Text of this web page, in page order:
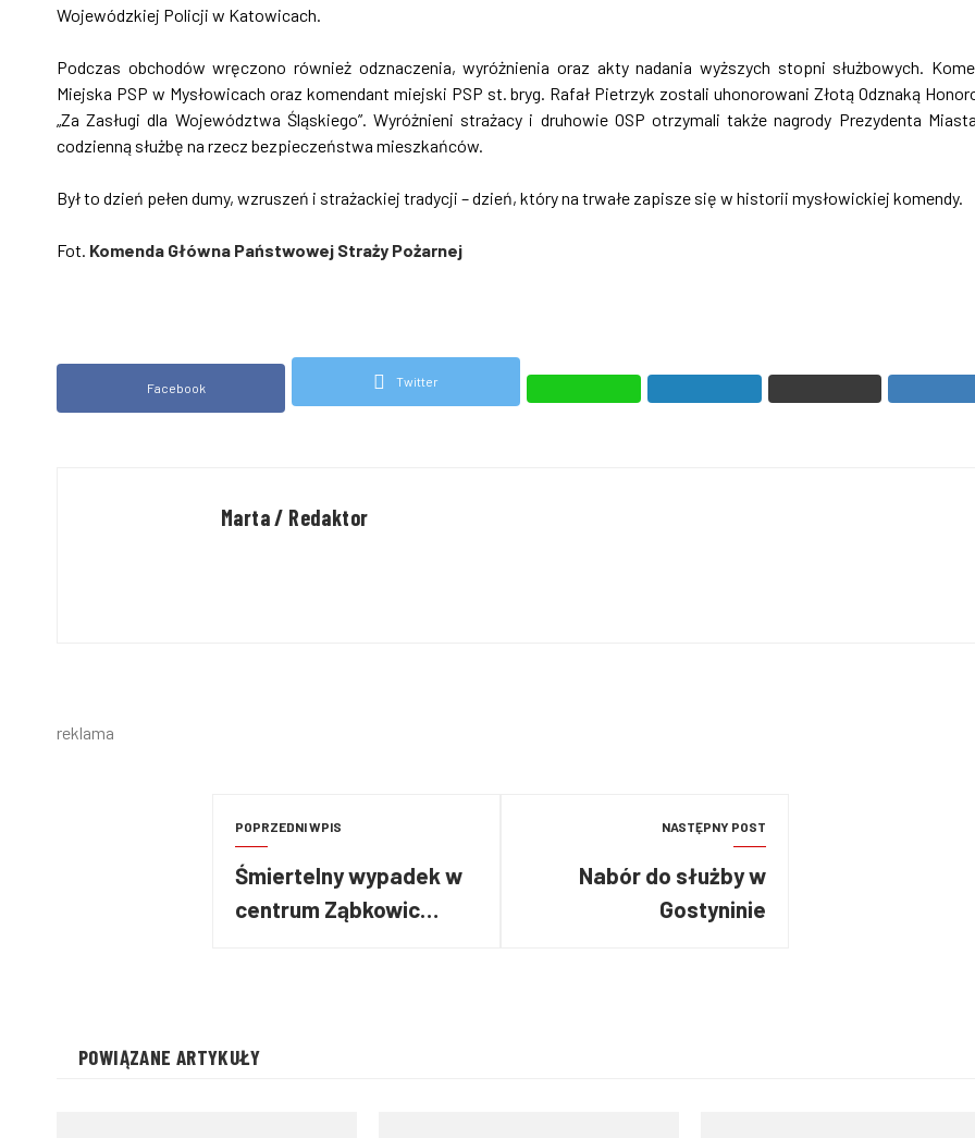
Wojewódzkiej Policji w Katowicach.
Podczas obchodów wręczono również odznaczenia, wyróżnienia oraz akty nadania wyższych stopni służbowych.
Miejska PSP w Mysłowicach oraz komendant miejski PSP st. bryg. Rafał Pietrzyk zostali uhonorowani Złotą Odznaką
„Za Zasługi dla Województwa Śląskiego”. Wyróżnieni strażacy i druhowie OSP otrzymali także nagrody Prezydenta
codzienną służbę na rzecz bezpieczeństwa mieszkańców.
Był to dzień pełen dumy, wzruszeń i strażackiej tradycji – dzień, który na trwałe zapisze się w historii mysłowickiej komendy.
Fot. Komenda Główna Państwowej Straży Pożarnej
Facebook Twitter
Marta / Redaktor
reklama
POPRZEDNI WPIS
Śmiertelny wypadek w
centrum Ząbkowic
NASTĘPNY POST
Nabór do służby w
Gostyninie
POWIĄZANE ARTYKUŁY